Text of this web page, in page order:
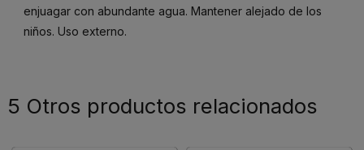
enjuagar con abundante agua. Mantener alejado de los
niños. Uso externo.
5 Otros productos relacionados